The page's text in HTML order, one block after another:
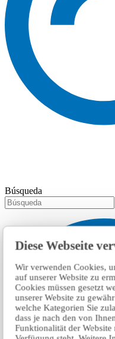
Diese Webseite
Wir verwenden Cookies,
auf unserer Website zu
Cookies müssen gesetzt
unserer Website zu
welche Kategorien Sie
dass je nach den von
Funktionalität der
Búsqueda